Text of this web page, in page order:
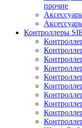
прочие
Контроллеры